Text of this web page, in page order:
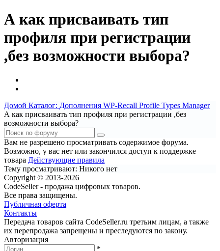
А как присваивать тип
профиля при регистрации
,без возможности выбора?
Домой Каталог: Дополнения WP-Recall Profile Types Manager
А как присваивать тип профиля при регистрации ,без
возможности выбора?
Вам не разрешено просматривать содержимое форума.
Возможно, у вас нет или закончился доступ к поддержке
товара Действующие правила
Тему просматривают: Никого нет
Copyright © 2013-2026
CodeSeller - продажа цифровых товаров.
Все права защищены.
Публичная оферта
Контакты
Передача товаров сайта CodeSeller.ru третьим лицам, а также
их перепродажа запрещены и преследуются по закону.
Авторизация
*